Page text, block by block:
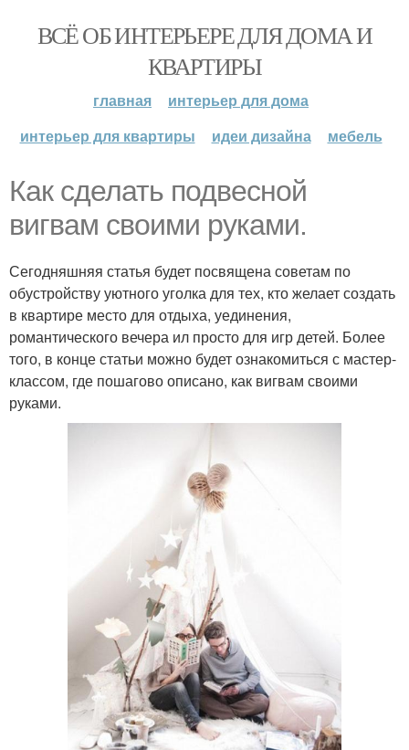
ВСЁ ОБ ИНТЕРЬЕРЕ ДЛЯ ДОМА И
КВАРТИРЫ
главная
интерьер для дома
интерьер для квартиры
идеи дизайна мебель
Как сделать подвесной
вигвам своими руками.
Сегодняшняя статья будет посвящена советам по
обустройству уютного уголка для тех, кто желает создать
в квартире место для отдыха, уединения,
романтического вечера ил просто для игр детей. Более
того, в конце статьи можно будет ознакомиться с мастер-
классом, где пошагово описано, как вигвам своими
руками.